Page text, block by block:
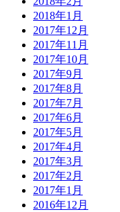
2018年1月
2017年12月
2017年11月
2017年10月
2017年9月
2017年8月
2017年7月
2017年6月
2017年5月
2017年4月
2017年3月
2017年2月
2017年1月
2016年12月